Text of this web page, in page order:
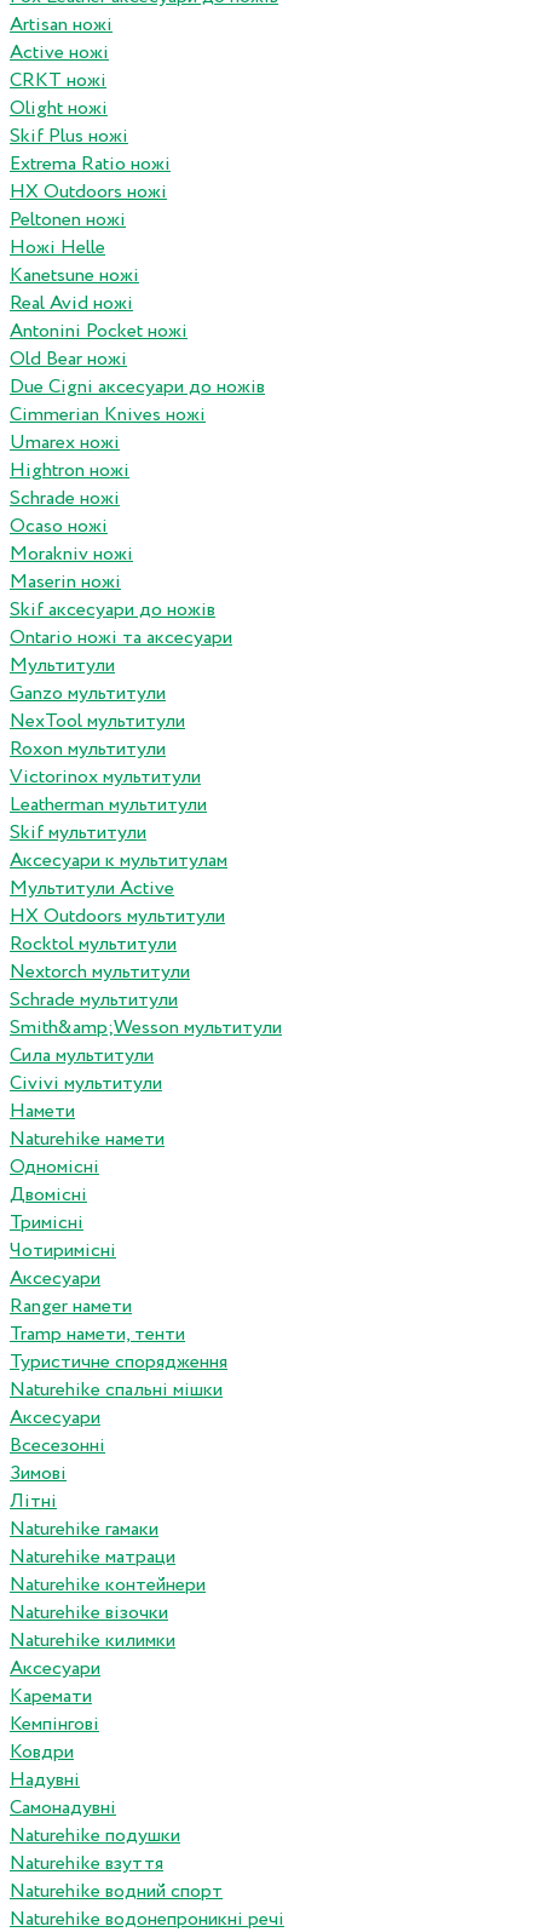
Artisan ножі
Active ножі
CRKT ножі
Olight ножі
Skif Plus ножі
Extrema Ratio ножі
HX Outdoors ножі
Peltonen ножі
Ножі Helle
Kanetsune ножі
Real Avid ножі
Antonini Pocket ножі
Old Bear ножі
Due Cigni аксесуари до ножів
Cimmerian Knives ножі
Umarex ножі
Hightron ножі
Schrade ножі
Ocaso ножі
Morakniv ножі
Maserin ножі
Skif аксесуари до ножів
Ontario ножі та аксесуари
Мультитули
Ganzo мультитули
NexTool мультитули
Roxon мультитули
Victorinox мультитули
Leatherman мультитули
Skif мультитули
Аксесуари к мультитулам
Мультитули Active
HX Outdoors мультитули
Rocktol мультитули
Nextorch мультитули
Schrade мультитули
Smith&amp;Wesson мультитули
Сила мультитули
Civivi мультитули
Намети
Naturehike намети
Одномісні
Двомісні
Тримісні
Чотиримісні
Аксесуари
Ranger намети
Tramp намети, тенти
Туристичне спорядження
Naturehike спальні мішки
Аксесуари
Всесезонні
Зимові
Літні
Naturehike гамаки
Naturehike матраци
Naturehike контейнери
Naturehike візочки
Naturehike килимки
Аксесуари
Каремати
Кемпінгові
Ковдри
Надувні
Самонадувні
Naturehike подушки
Naturehike взуття
Naturehike водний спорт
Naturehike водонепроникні речі